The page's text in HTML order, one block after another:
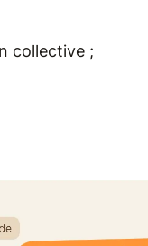
collective ;